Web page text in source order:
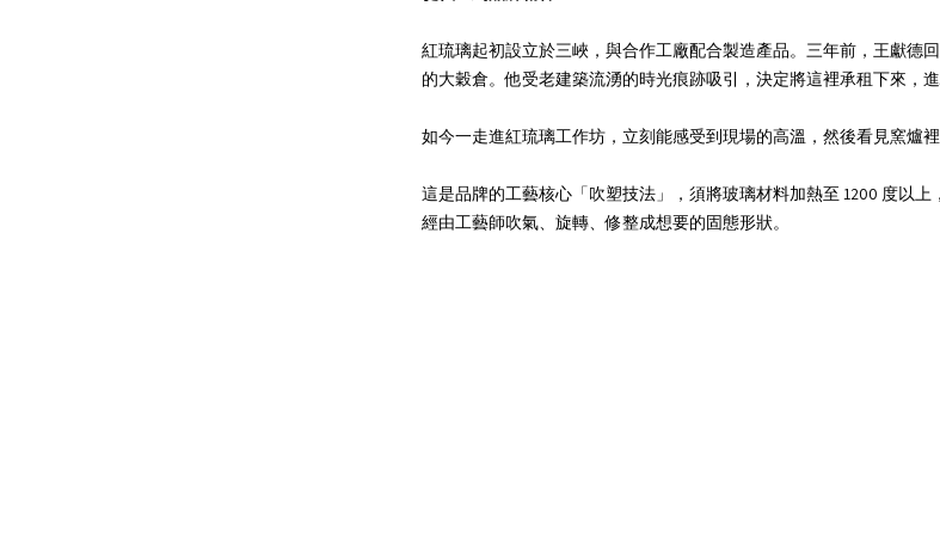
紅琉璃起初設立於三峽，與合作工廠配合製造產品。三年前，王獻德
的大穀倉。他受老建築流湧的時光痕跡吸引，決定將這裡承租下來，
如今一走進紅琉璃工作坊，立刻能感受到現場的高溫，然後看見窯爐
這是品牌的工藝核心「吹塑技法」，須將玻璃材料加熱至 1200 度以
經由工藝師吹氣、旋轉、修整成想要的固態形狀。